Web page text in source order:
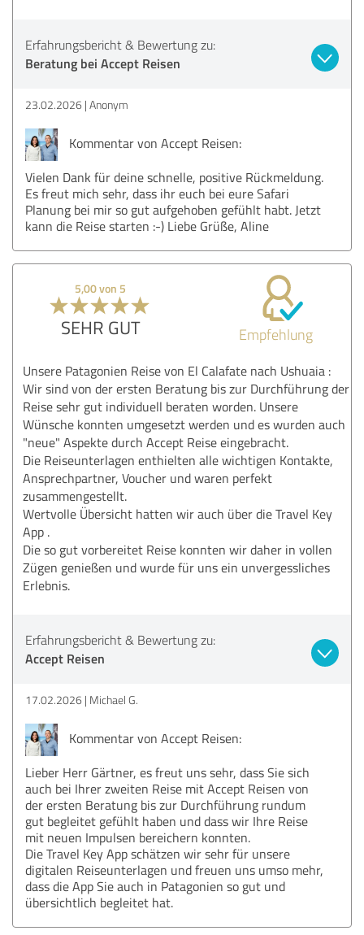
Erfahrungsbericht & Bewertung zu:
Beratung bei Accept Reisen
23.02.2026 Anonym
Kommentar von Accept Reisen:
Vielen Dank für deine schnelle, positive Rückmeldung.
Es freut mich sehr, dass ihr euch bei eure Safari
Planung bei mir so gut aufgehoben gefühlt habt. Jetzt
kann die Reise starten :-) Liebe Grüße, Aline
5,00 von 5
SEHR GUT Empfehlung
Unsere Patagonien Reise von El Calafate nach Ushuaia :
Wir sind von der ersten Beratung bis zur Durchführung der
Reise sehr gut individuell beraten worden. Unsere
Wünsche konnten umgesetzt werden und es wurden auch
"neue" Aspekte durch Accept Reise eingebracht.
Die Reiseunterlagen enthielten alle wichtigen Kontakte,
Ansprechpartner, Voucher und waren perfekt
zusammengestellt.
Wertvolle Übersicht hatten wir auch über die Travel Key
App .
Die so gut vorbereitet Reise konnten wir daher in vollen
Zügen genießen und wurde für uns ein unvergessliches
Erlebnis.
Erfahrungsbericht & Bewertung zu:
Accept Reisen
17.02.2026 Michael G.
Kommentar von Accept Reisen:
Lieber Herr Gärtner, es freut uns sehr, dass Sie sich
auch bei Ihrer zweiten Reise mit Accept Reisen von
der ersten Beratung bis zur Durchführung rundum
gut begleitet gefühlt haben und dass wir Ihre Reise
mit neuen Impulsen bereichern konnten.
Die Travel Key App schätzen wir sehr für unsere
digitalen Reiseunterlagen und freuen uns umso mehr,
dass die App Sie auch in Patagonien so gut und
übersichtlich begleitet hat.